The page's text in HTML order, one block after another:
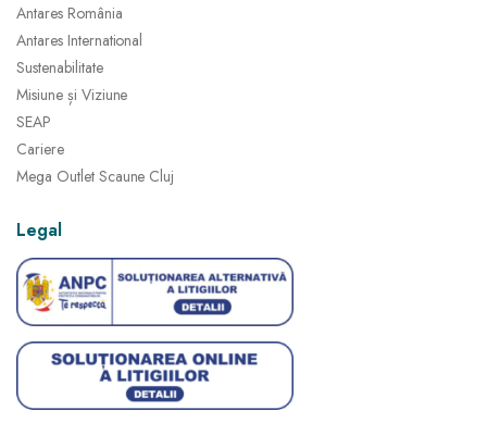
Antares România
Antares International
Sustenabilitate
Misiune și Viziune
SEAP
Cariere
Mega Outlet Scaune Cluj
Legal